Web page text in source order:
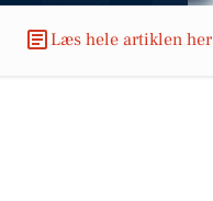
Læs hele artiklen her